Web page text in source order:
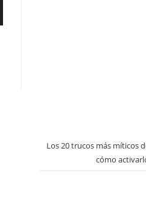
Los 20 trucos más míticos
cómo